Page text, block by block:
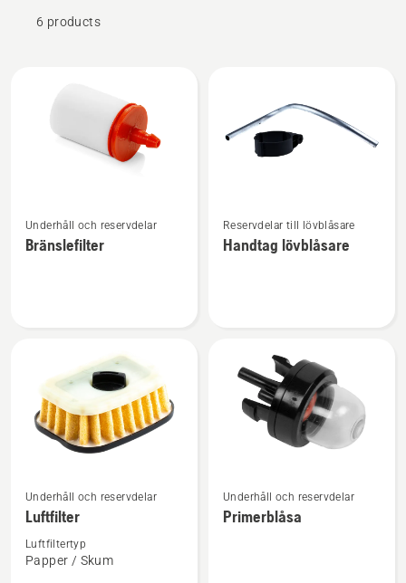
6 products
produkter
mer
information
Underhåll och reservdelar
Bränslefilter
mer
information
Reservdelar till lövblåsare
Handtag lövblåsare
mer
information
om
Luftfilter
Underhåll och reservdelar
Luftfilter
Luftfiltertyp
Papper / Skum
mer
information
Underhåll och reservdelar
Primerblåsa